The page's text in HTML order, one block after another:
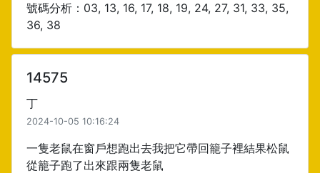
號碼分析：03, 13, 16, 17, 18, 19, 24, 27, 31, 33, 35,
36, 38
14575
丁
2024-10-05 10:16:24
一隻老鼠在窗戶想跑出去我把它帶回籠子裡結果松鼠
從籠子跑了出來跟兩隻老鼠